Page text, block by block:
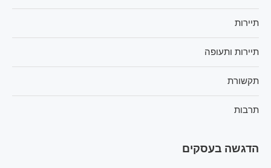
תיירות
תיירות ותעופה
תקשורת
תרבות
הדגשה בעסקים